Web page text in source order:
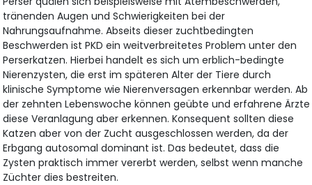
tränenden Augen und Schwierigkeiten bei der
Nahrungsaufnahme. Abseits dieser zuchtbedingten
Beschwerden ist PKD ein weitverbreitetes Problem unter den
Perserkatzen. Hierbei handelt es sich um erblich-bedingte
Nierenzysten, die erst im späteren Alter der Tiere durch
klinische Symptome wie Nierenversagen erkennbar werden. Ab
der zehnten Lebenswoche können geübte und erfahrene Ärzte
diese Veranlagung aber erkennen. Konsequent sollten diese
Katzen aber von der Zucht ausgeschlossen werden, da der
Erbgang autosomal dominant ist. Das bedeutet, dass die
Zysten praktisch immer vererbt werden, selbst wenn manche
Züchter dies bestreiten.